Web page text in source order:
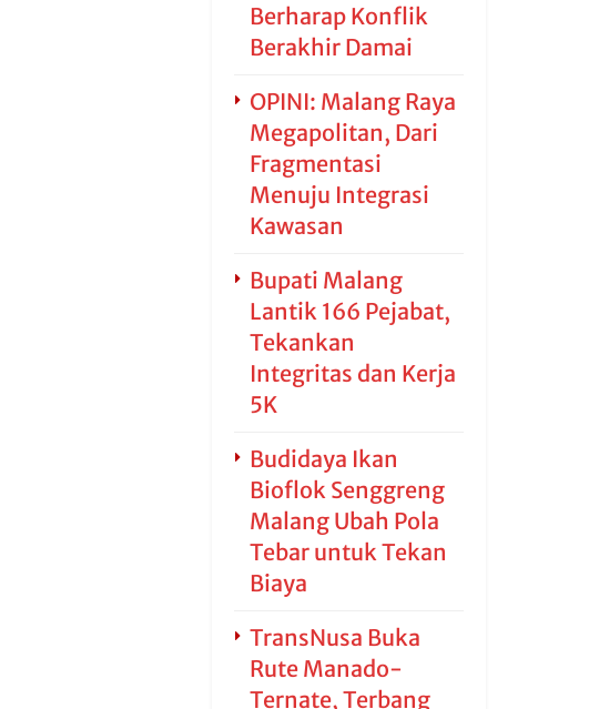
Berharap Konflik
Berakhir Damai
OPINI: Malang Raya
Megapolitan, Dari
Fragmentasi
Menuju Integrasi
Kawasan
Bupati Malang
Lantik 166 Pejabat,
Tekankan
Integritas dan Kerja
5K
Budidaya Ikan
Bioflok Senggreng
Malang Ubah Pola
Tebar untuk Tekan
Biaya
TransNusa Buka
Rute Manado-
Ternate, Terbang